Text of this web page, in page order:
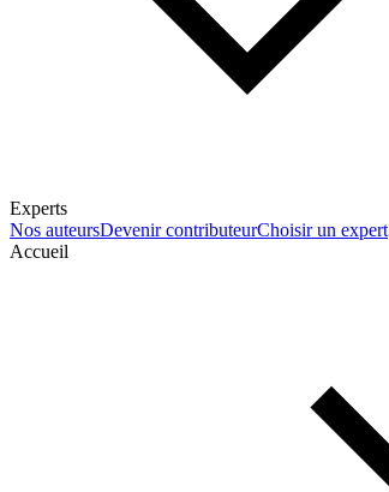
Experts
Nos auteursDevenir contributeurChoisir un expert
Accueil